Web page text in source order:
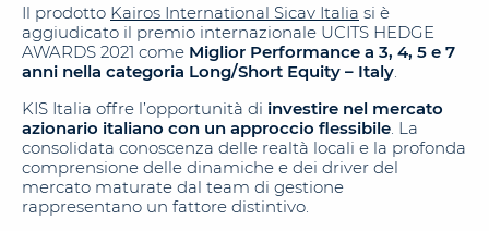
Il prodotto Kairos International Sicav Italia si è
aggiudicato il premio internazionale UCITS HEDGE
AWARDS 2021 come Miglior Performance a 3, 4, 5 e 7
anni nella categoria Long/Short Equity – Italy
KIS Italia offre l’opportunità di investire nel mercato
azionario italiano con un approccio flessibile . La
consolidata conoscenza delle realtà locali e la profonda
comprensione delle dinamiche e dei driver del
mercato maturate dal team di gestione
rappresentano un fattore distintivo.